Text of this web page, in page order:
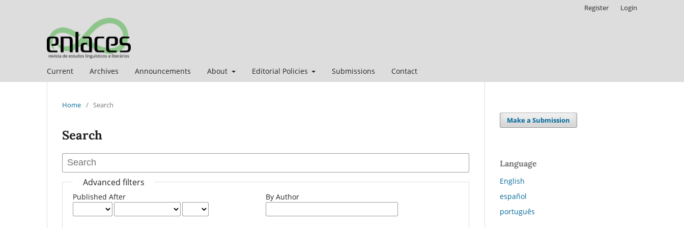
Current Archives Announcements About Editorial Policies Submissions Contact
Register Login
Home / Search
Search
Advanced filters
Published After By Author
Make a Submission
Language
English
español
português